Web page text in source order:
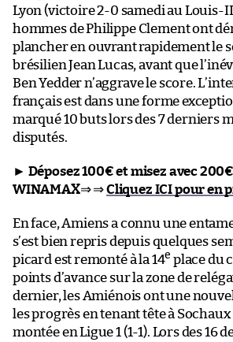
Lyon (victoire 2-0 samedi au Louis-
hommes de Philippe Clement ont
plancher en ouvrant rapidement le
brésilien Jean Lucas, avant que
Ben Yedder n’aggrave le score.
français est dans une forme
marqué 10 buts lors des 7 derniers
disputés.
► Déposez 100€ et misez avec 200€
WINAMAX⇒ ⇒Cliquez ICI pour en
En face, Amiens a connu une
s’est bien repris depuis quelques
picard est remonté à la 14e place du
points d’avance sur la zone de
dernier, les Amiénois ont une
les progrès en tenant tête à
montée en Ligue 1 (1-1). Lors des 16